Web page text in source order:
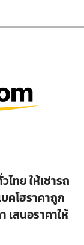
ทย ให้เช่ารถ
คโฮราคาถูก
เสนอราคาให้